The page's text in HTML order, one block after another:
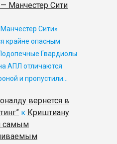
Манчестер Сити
Сити»
крайне опасным
Гвардиолы
АПЛ отличаются
и пропустили…
вернется в
к Криштиану
самым